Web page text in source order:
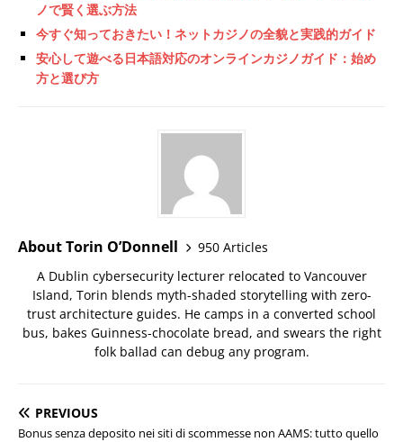
ノで賢く選ぶ方法
今すぐ知っておきたい！ネットカジノの全貌と実践的ガイド
安心して遊べる日本語対応のオンラインカジノガイド：始め
方と選び方
About Torin O’Donnell
950 Articles
A Dublin cybersecurity lecturer relocated to Vancouver
Island, Torin blends myth-shaded storytelling with zero-
trust architecture guides. He camps in a converted school
bus, bakes Guinness-chocolate bread, and swears the right
folk ballad can debug any program.
PREVIOUS
Bonus senza deposito nei siti di scommesse non AAMS: tutto quello